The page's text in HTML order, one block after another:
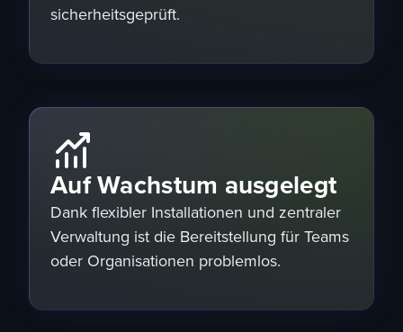
sicherheitsgeprüft.
Auf Wachstum ausgelegt
Dank flexibler Installationen und zentraler
Verwaltung ist die Bereitstellung für Teams
oder Organisationen problemlos.